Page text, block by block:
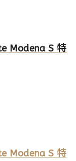
Modena S 特
Modena S 特